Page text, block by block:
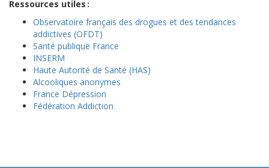
Ressources utiles :
Observatoire français des drogues et des tendances
addictives (OFDT)
Santé publique France
INSERM
Haute Autorité de Santé (HAS)
Alcooliques anonymes
France Dépression
Fédération Addiction